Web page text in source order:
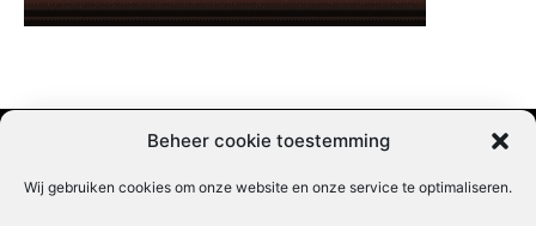
Beheer cookie toestemming
Wij gebruiken cookies om onze website en onze service te optimaliseren.